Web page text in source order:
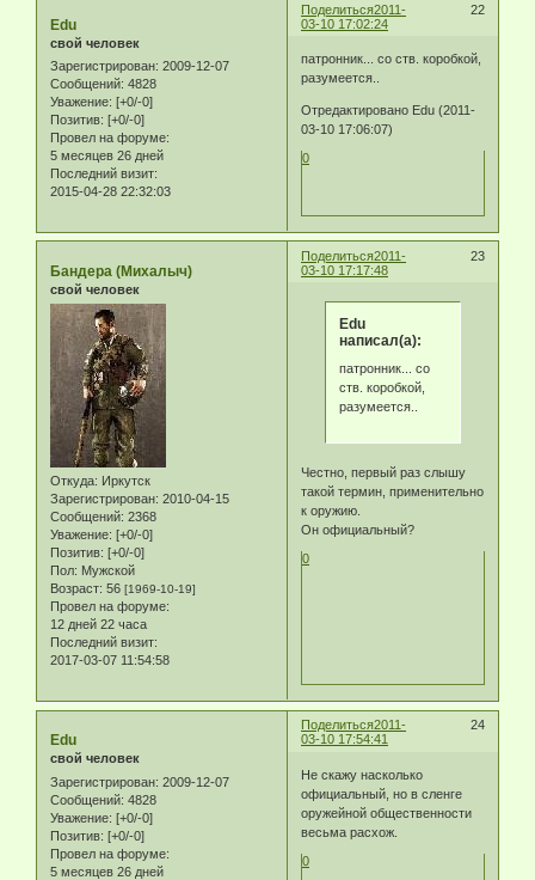
Поделиться 22
2011-
03-10 17:02:24
Edu
свой человек
Зарегистрирован: 2009-12-07
Сообщений: 4828
Уважение: [+0/-0]
Позитив: [+0/-0]
Провел на форуме:
5 месяцев 26 дней
Последний визит:
2015-04-28 22:32:03
патронник... со ств. коробкой,
разумеется..
Отредактировано Edu (2011-
03-10 17:06:07)
0
Поделиться 23
2011-
03-10 17:17:48
Бандера (Михалыч)
свой человек
Откуда: Иркутск
Зарегистрирован: 2010-04-15
Сообщений: 2368
Уважение: [+0/-0]
Позитив: [+0/-0]
Пол: Мужской
Возраст: 56 [1969-10-19]
Провел на форуме:
12 дней 22 часа
Последний визит:
2017-03-07 11:54:58
Edu
написал(а):
патронник... со
ств. коробкой,
разумеется..
Честно, первый раз слышу
такой термин, применительно
к оружию.
Он официальный?
0
Поделиться 24
2011-
03-10 17:54:41
Edu
свой человек
Зарегистрирован: 2009-12-07
Сообщений: 4828
Уважение: [+0/-0]
Позитив: [+0/-0]
Провел на форуме:
5 месяцев 26 дней
Не скажу насколько
официальный, но в сленге
оружейной общественности
весьма расхож.
0